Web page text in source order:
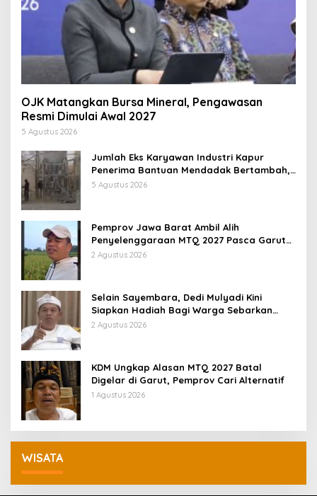
OJK Matangkan Bursa Mineral, Pengawasan
Resmi Dimulai Awal 2027
5 Agustus 2026
Jumlah Eks Karyawan Industri Kapur
Penerima Bantuan Mendadak Bertambah,
KDM: Kita Identifikasi
5 Agustus 2026
Pemprov Jawa Barat Ambil Alih
Penyelenggaraan MTQ 2027 Pasca Garut
Mundur Jadi Tuan Rumah
2 Agustus 2026
Selain Sayembara, Dedi Mulyadi Kini
Siapkan Hadiah Bagi Warga Sebarkan
Lokasi Penjualan Narkotika
2 Agustus 2026
KDM Ungkap Alasan MTQ 2027 Batal
Digelar di Garut, Pemprov Cari Alternatif
1 Agustus 2026
WISATA